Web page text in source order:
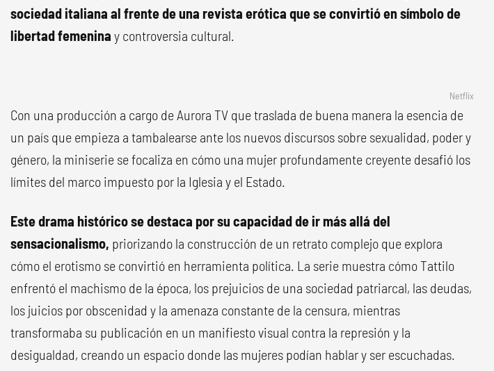
sociedad italiana al frente de una revista erótica que se convirtió en símbolo de
libertadfemenina y controversia cultural.
Netflix
Con una producción a cargo de Aurora TV que traslada de buena manera la esencia de
un país que empieza a tambalearse ante los nuevos discursos sobre sexualidad, poder y
género, la miniserie se focaliza en cómo una mujer profundamente creyente desafió los
límites del marco impuesto por la Iglesia y el Estado.
Este drama histórico se destaca por su capacidad de ir más allá del
sensacionalismo, priorizando la construcción de un retrato complejo que explora
cómo el erotismo se convirtió en herramienta política. La serie muestra cómo Tattilo
enfrentó el machismo de la época, los prejuicios de una sociedad patriarcal, las deudas,
los juicios por obscenidad y la amenaza constante de la censura, mientras
transformaba su publicación en un manifiesto visual contra la represión y la
desigualdad, creando un espacio donde las mujeres podían hablar y ser escuchadas.